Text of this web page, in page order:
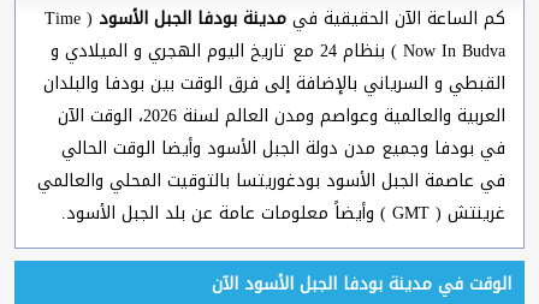
كم الساعة الآن الحقيقية فيمدينة بودفا الجبل الأسود
( Time
Now In Budva ) بنظام 24 مع تاريخ اليوم الهجري و الميلادي و
القبطي و السرياني بالإضافة إلى فرق الوقت بين بودفا والبلدان
العربية والعالمية وعواصم ومدن العالم لسنة 2026، الوقت الآن
في بودفا وجميع مدن دولة الجبل الأسود وأيضا الوقت الحالي
في عاصمة الجبل الأسود بودغوريتسا بالتوقيت المحلي والعالمي
غرينتش ( GMT ) وأيضاً معلومات عامة عن بلد الجبل الأسود.
الوقت في مدينة بودفا الجبل الأسود الآن